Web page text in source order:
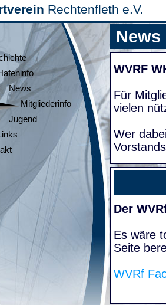
Rechtenfleth e.V.
News
Mitgliederinfo
Jugend
News
WVRF
Für
vielen
Wer
Der
Es wäre
Seite
WVRf